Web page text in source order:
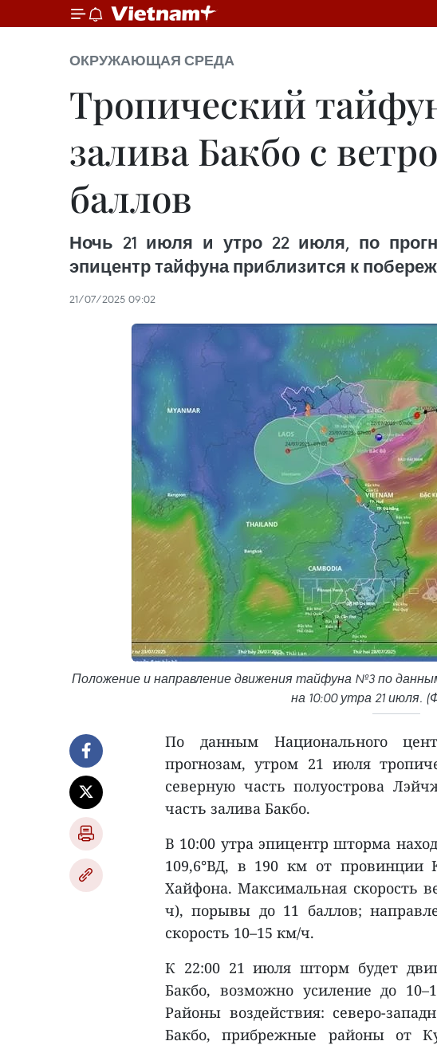
ОКРУЖАЮЩАЯ СРЕДА
Тропический
залива Бакбо с
баллов
Ночь 21 июля и утро 22 июля, по
эпицентр тайфуна приблизится к
21/07/2025 09:02
Положение и направление движения тайфуна №3 по
на 10:00 утра 21 июля.
По данным Национального
прогнозам, утром 21 июля
северную часть полуострова
часть залива Бакбо.
В 10:00 утра эпицентр шторма
109,6°ВД, в 190 км от провинции
Хайфона. Максимальная скорость
ч), порывы до 11 баллов;
скорость 10–15 км/ч.
К 22:00 21 июля шторм будет
Бакбо, возможно усиление до
Районы воздействия: северо-
Бакбо, прибрежные районы от